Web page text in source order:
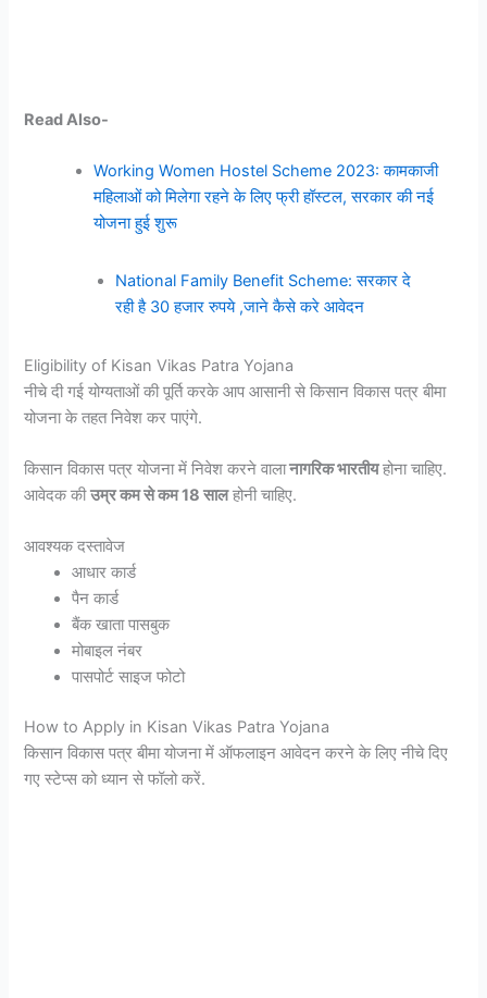
Read Also-
Working Women Hostel Scheme 2023: कामकाजी
महिलाओं को मिलेगा रहने के लिए फ्री हॉस्टल, सरकार की नई
योजना हुई शुरू
National Family Benefit Scheme: सरकार दे
रही है 30 हजार रुपये ,जाने कैसे करे आवेदन
Eligibility of Kisan Vikas Patra Yojana
नीचे दी गई योग्यताओं की पूर्ति करके आप आसानी से किसान विकास पत्र बीमा
योजना के तहत निवेश कर पाएंगे.
किसान विकास पत्र योजना में निवेश करने वालानागरिक भारतीयहोना चाहिए.
आवेदक कीउम्र कम से कम 18 सालहोनी चाहिए.
आवश्यक दस्तावेज
आधार कार्ड
पैन कार्ड
बैंक खाता पासबुक
मोबाइल नंबर
पासपोर्ट साइज फोटो
How to Apply in Kisan Vikas Patra Yojana
किसान विकास पत्र बीमा योजना में ऑफलाइन आवेदन करने के लिए नीचे दिए
गए स्टेप्स को ध्यान से फॉलो करें.